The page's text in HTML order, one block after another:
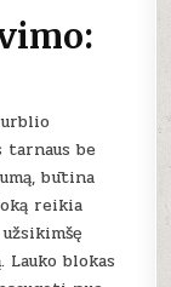
tarnaus be
būtina
reikia
blokas